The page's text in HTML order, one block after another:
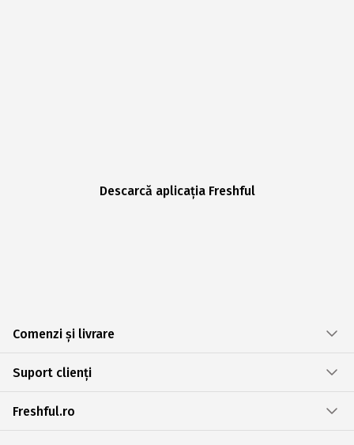
Descarcă aplicația Freshful
Comenzi și livrare
Suport clienți
Freshful.ro